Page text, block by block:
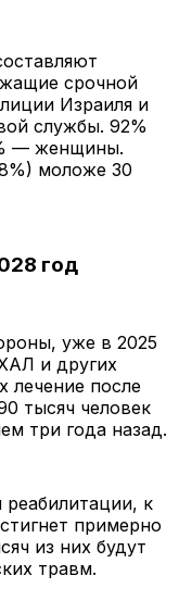
срочной
Израиля и
службы. 92%
— женщины.
моложе 30
год
уже в 2025
и других
лечение после
тысяч человек
три года назад.
реабилитации, к
примерно
из них будут
травм.